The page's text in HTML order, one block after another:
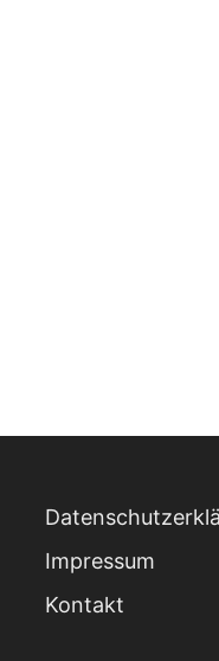
Impressum
Kontakt